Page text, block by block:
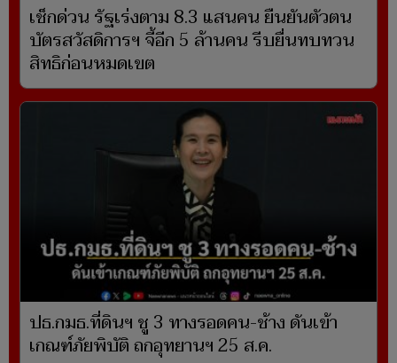
เช็กด่วน รัฐเร่งตาม 8.3 แสนคน ยืนยันตัวตน
บัตรสวัสดิการฯ จี้อีก 5 ล้านคน รีบยื่นทบทวน
สิทธิก่อนหมดเขต
ปธ.กมธ.ที่ดินฯ ชู 3 ทางรอดคน-ช้าง ดันเข้า
เกณฑ์ภัยพิบัติ ถกอุทยานฯ 25 ส.ค.